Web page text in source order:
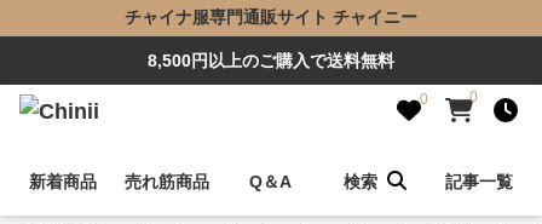
チャイナ服専門通販サイト チャイニー
8,500円以上のご購入で送料無料
0 0
新着商品 売れ筋商品 Q＆A 検索 記事一覧